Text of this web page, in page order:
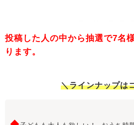
投稿した人の中から抽選で7名
ります。
＼ラインナップは